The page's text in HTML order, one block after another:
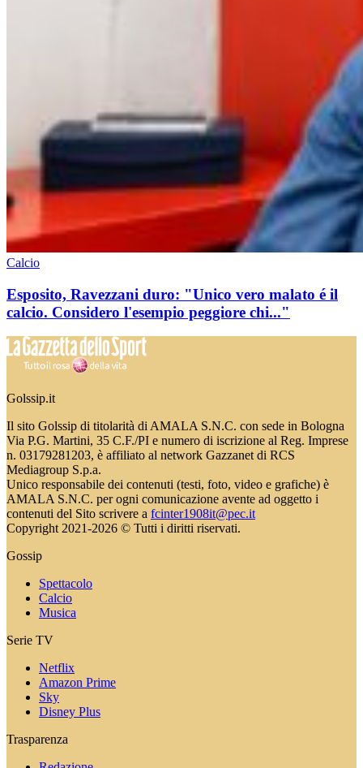
Calcio
Esposito, Ravezzani duro: "Unico vero malato é il
calcio. Considero l'esempio peggiore chi..."
Golssip.it
Il sito Golssip di titolarità di AMALA S.N.C. con sede in Bologna
Via P.G. Martini, 35 C.F./PI e numero di iscrizione al Reg. Imprese
n. 03179281203, è affiliato al network Gazzanet di RCS
Mediagroup S.p.a.
Unico responsabile dei contenuti (testi, foto, video e grafiche) è
AMALA S.N.C. per ogni comunicazione avente ad oggetto i
contenuti del Sito scrivere a fcinter1908it@pec.it
Copyright 2021-2026 © Tutti i diritti riservati.
Gossip
Spettacolo
Calcio
Musica
Serie TV
Netflix
Amazon Prime
Sky
Disney Plus
Trasparenza